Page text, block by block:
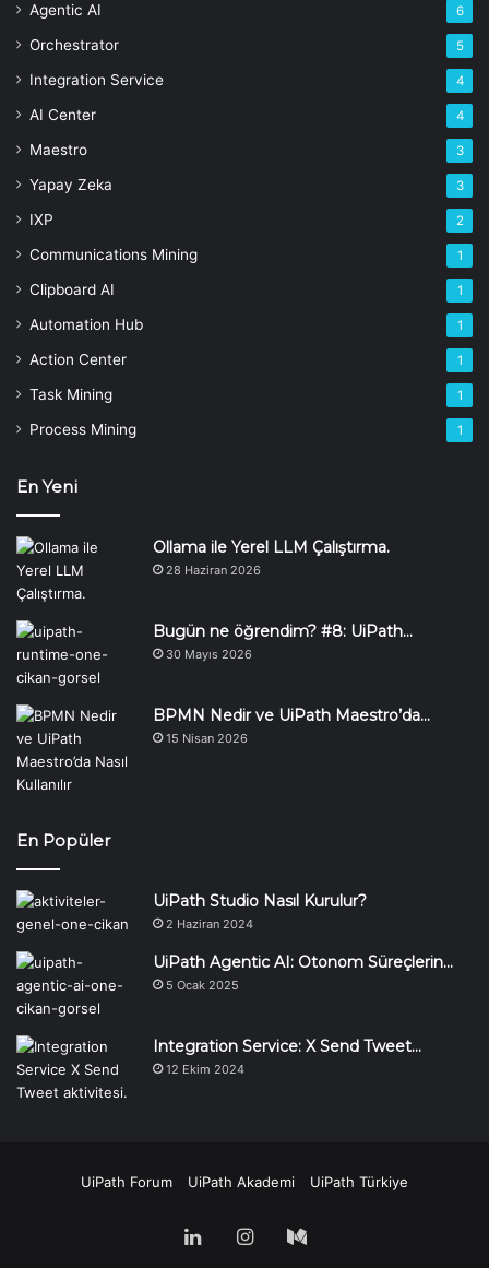
Agentic AI 6
Orchestrator 5
Integration Service 4
AI Center 4
Maestro 3
Yapay Zeka 3
IXP 2
Communications Mining 1
Clipboard AI 1
Automation Hub 1
Action Center 1
Task Mining 1
Process Mining 1
En Yeni
Ollama ile Yerel LLM Çalıştırma.
28 Haziran 2026
Bugün ne öğrendim? #8: UiPath…
30 Mayıs 2026
BPMN Nedir ve UiPath Maestro’da…
15 Nisan 2026
En Popüler
UiPath Studio Nasıl Kurulur?
2 Haziran 2024
UiPath Agentic AI: Otonom Süreçlerin…
5 Ocak 2025
Integration Service: X Send Tweet…
12 Ekim 2024
UiPath Forum UiPath Akademi UiPath Türkiye
LinkedInInstagramMedium